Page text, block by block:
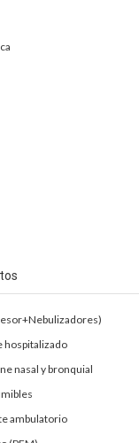
hospitalizado
nasal y bronquial
ambulatorio